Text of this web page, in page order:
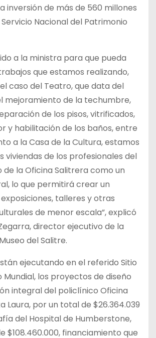
inversión de más de 560 millones
Nacional del Patrimonio
a la ministra para que pueda
que estamos realizando,
caso del Teatro, que data del
mejoramiento de la techumbre,
de los pisos, vitrificados,
y habilitación de los baños, entre
a la Casa de la Cultura, estamos
viviendas de los profesionales del
la Oficina Salitrera como un
lo que permitirá crear un
talleres y otras
de menor escala”, explicó
director ejecutivo de la
del Salitre.
ejecutando en el referido Sitio
Mundial, los proyectos de diseño
integral del policlínico Oficina
Laura, por un total de $26.364.039
del Hospital de Humberstone,
$108.460.000, financiamiento que